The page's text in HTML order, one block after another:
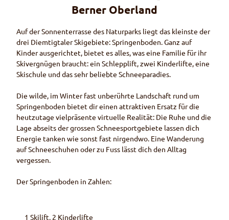
Berner Oberland
Auf der Sonnenterrasse des Naturparks liegt das kleinste der
drei Diemtigtaler Skigebiete: Springenboden. Ganz auf
Kinder ausgerichtet, bietet es alles, was eine Familie für ihr
Skivergnügen braucht: ein Schlepplift, zwei Kinderlifte, eine
Skischule und das sehr beliebte Schneeparadies.
Die wilde, im Winter fast unberührte Landschaft rund um
Springenboden bietet dir einen attraktiven Ersatz für die
heutzutage vielpräsente virtuelle Realität: Die Ruhe und die
Lage abseits der grossen Schneesportgebiete lassen dich
Energie tanken wie sonst fast nirgendwo. Eine Wanderung
auf Schneeschuhen oder zu Fuss lässt dich den Alltag
vergessen.
Der Springenboden in Zahlen:
1 Skilift, 2 Kinderlifte